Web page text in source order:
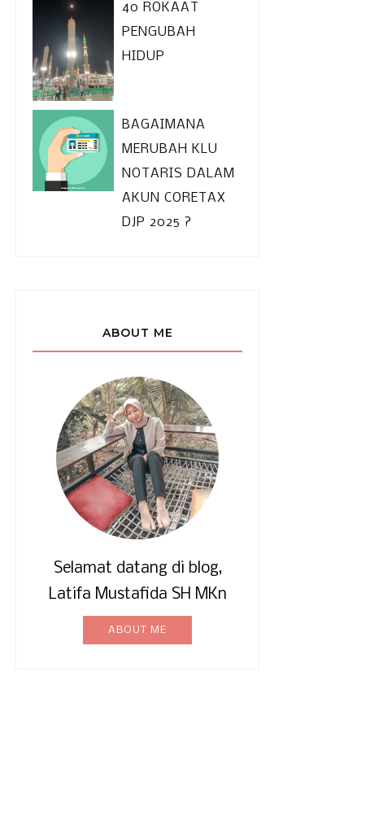
40 ROKAAT
PENGUBAH
HIDUP
BAGAIMANA
MERUBAH KLU
NOTARIS DALAM
AKUN CORETAX
DJP 2025 ?
ABOUT ME
Selamat datang di blog,
Latifa Mustafida SH MKn
ABOUT ME